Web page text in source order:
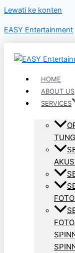
Lewati ke konten
EASY Entertainment
HOME
ABOUT US
SERVICES